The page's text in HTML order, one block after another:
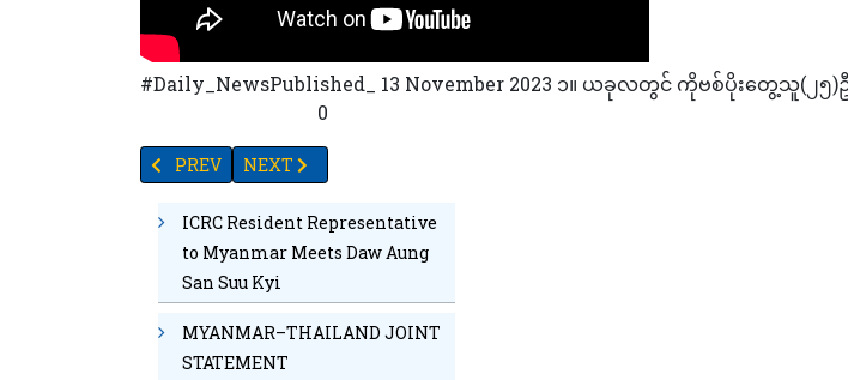
#Daily_NewsPublished_ 13 November 2023 ၁။ ယခုလတွင် ကိုဗစ်ပိုးတွေ့သူ(၂၅)
0
PREVIOUS ARTICLE: နိုဝင်ဘာ ၁၃ရက်နေ့ ရှမ်းပြည်နယ်(မြောက်ပိုင်း)၊ရခိုင်ပြည်နယ်၊ကယားပြ
PREV NEXT ARTICLE: ကလေးသိုက်နန်းကို ထိုင်း၊ စင်ကာပူနှင့်မြန်မာအလှူရှင်များမှ နေ့စဉ်လှူဒ
NEXT
ICRC Resident Representative
to Myanmar Meets Daw Aung
San Suu Kyi
MYANMAR–THAILAND JOINT
STATEMENT